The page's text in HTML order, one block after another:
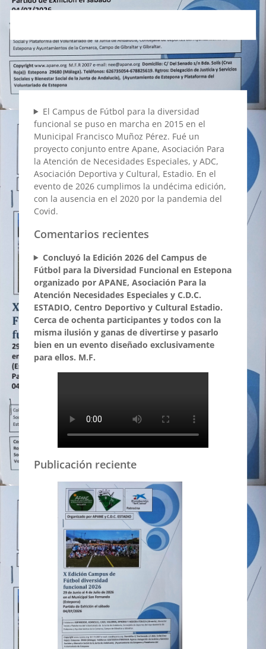
El Campus de Fútbol para la diversidad
funcional se puso en marcha en 2015 en el
Municipal Francisco Muñoz Pérez. Fué un
proyecto conjunto entre Apane, Asociación Para
la Atención de Necesidades Especiales, y ADC,
Asociación Deportiva y Cultural, Estadio. En el
evento de 2026 cumplimos la undécima edición,
con la ausencia en el 2020 por la pandemia del
Covid.
Comentarios recientes
Concluyó la Edición 2026 del Campus de
Fútbol para la Diversidad Funcional en Estepona
organizado por APANE, Asociación Para la
Atención Necesidades Especiales y C.D.C.
ESTADIO, Centro Deportivo y Cultural Estadio.
Cerca de ochenta participantes y todos con la
misma ilusión y ganas de divertirse y pasarlo
bien en un evento diseñado exclusivamente
para ellos. M.F.
Publicación reciente